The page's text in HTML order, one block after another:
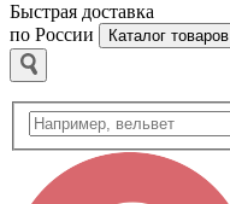
Быстрая доставка
по России
Каталог товаров